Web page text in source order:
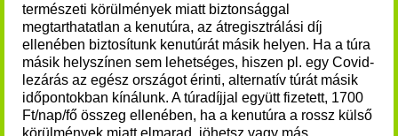
természeti körülmények miatt biztonsággal
megtarthatatlan a kenutúra, az átregisztrálási díj
ellenében biztosítunk kenutúrát másik helyen. Ha a túra
másik helyszínen sem lehetséges, hiszen pl. egy Covid-
lezárás az egész országot érinti, alternatív túrát másik
időpontokban kínálunk. A túradíjjal együtt fizetett, 1700
Ft/nap/fő összeg ellenében, ha a kenutúra a rossz külső
körülmények miatt elmarad, jöhetsz vagy más